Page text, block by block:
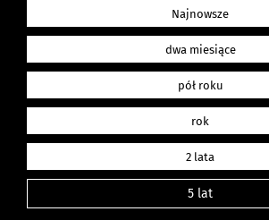
Najnowsze
dwa miesiące
pół roku
rok
2 lata
5 lat